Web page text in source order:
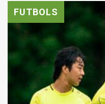
FUTBOLS